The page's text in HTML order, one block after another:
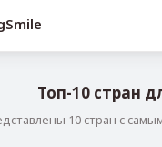
Топ-10 стран
10 стран с